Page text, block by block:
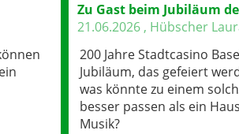
21.06.2026 , Hübscher
200 Jahre Stadtcasino
Jubiläum, das gefeiert
was könnte zu einem
besser passen als ein
Musik?